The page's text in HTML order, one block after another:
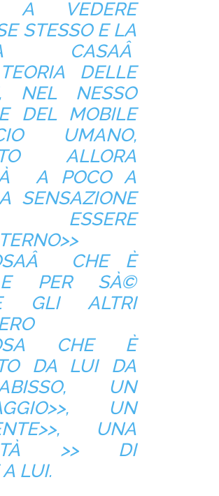
A VEDERE
STESSO E LA
CASAÂ
DELLE
NEL NESSO
DEL MOBILE
UMANO,
ALLORA
A POCO A
SENSAZIONE
CHE È
PER SÀ©
GLI ALTRI
CHE È
DA LUI DA
UN
UN
UNA
>> DI
LUI.